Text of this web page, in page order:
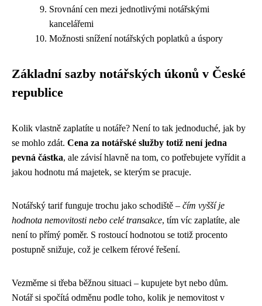
Srovnání cen mezi jednotlivými notářskými
kancelářemi
Možnosti snížení notářských poplatků a úspory
Základní sazby notářských úkonů v České
republice
Kolik vlastně zaplatíte u notáře? Není to tak jednoduché, jak by
se mohlo zdát. Cena za notářské služby totiž není jedna
pevná částka, ale závisí hlavně na tom, co potřebujete vyřídit a
jakou hodnotu má majetek, se kterým se pracuje.
Notářský tarif funguje trochu jako schodiště – čím vyšší je
hodnota nemovitosti nebo celé transakce, tím víc zaplatíte, ale
není to přímý poměr. S rostoucí hodnotou se totiž procento
postupně snižuje, což je celkem férové řešení.
Vezměme si třeba běžnou situaci – kupujete byt nebo dům.
Notář si spočítá odměnu podle toho, kolik je nemovitost v